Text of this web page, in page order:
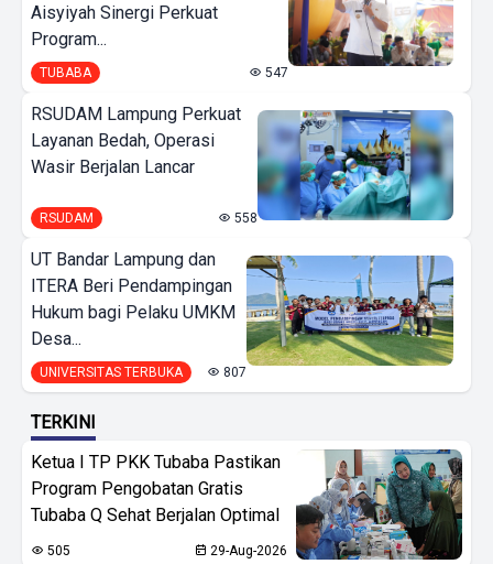
Aisyiyah Sinergi Perkuat
Program...
TUBABA 547
RSUDAM Lampung Perkuat
Layanan Bedah, Operasi
Wasir Berjalan Lancar
RSUDAM 558
UT Bandar Lampung dan
ITERA Beri Pendampingan
Hukum bagi Pelaku UMKM
Desa...
UNIVERSITAS TERBUKA 807
TERKINI
Ketua I TP PKK Tubaba Pastikan
Program Pengobatan Gratis
Tubaba Q Sehat Berjalan Optimal
505 29-Aug-2026